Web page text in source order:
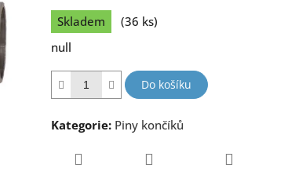
0,0
z
5
Měrná
cena:
Skladem
(36 ks)
null
Do košíku
Kategorie: Piny končíků